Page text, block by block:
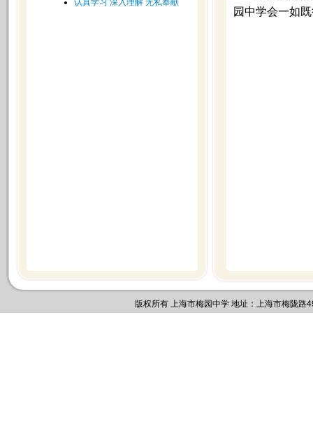
认真学习 深入理解 无私奉献
园中学会一如
版权所有 上海市梅园中学 地址：上海市梅陇